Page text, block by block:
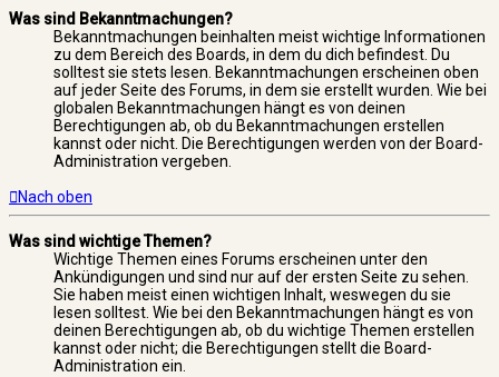
Was sind Bekanntmachungen?
Bekanntmachungen beinhalten meist wichtige Informationen
zu dem Bereich des Boards, in dem du dich befindest. Du
solltest sie stets lesen. Bekanntmachungen erscheinen oben
auf jeder Seite des Forums, in dem sie erstellt wurden. Wie bei
globalen Bekanntmachungen hängt es von deinen
Berechtigungen ab, ob du Bekanntmachungen erstellen
kannst oder nicht. Die Berechtigungen werden von der Board-
Administration vergeben.
Nach oben
Was sind wichtige Themen?
Wichtige Themen eines Forums erscheinen unter den
Ankündigungen und sind nur auf der ersten Seite zu sehen.
Sie haben meist einen wichtigen Inhalt, weswegen du sie
lesen solltest. Wie bei den Bekanntmachungen hängt es von
deinen Berechtigungen ab, ob du wichtige Themen erstellen
kannst oder nicht; die Berechtigungen stellt die Board-
Administration ein.